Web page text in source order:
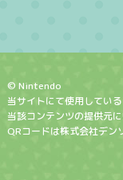
© Nintendo
当サイトにて使用してい
当該コンテンツの提供元に
QRコードは株式会社デン